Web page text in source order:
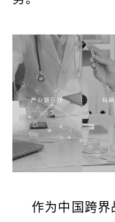
作为中国跨界